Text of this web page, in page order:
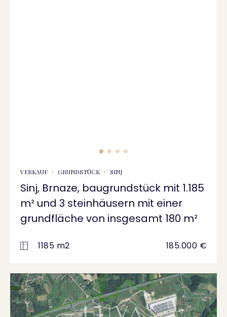
VERKAUF GRUNDSTÜCK SINJ
Sinj, Brnaze, baugrundstück mit 1.185
m² und 3 steinhäusern mit einer
grundfläche von insgesamt 180 m²
1185 m2 185.000 €